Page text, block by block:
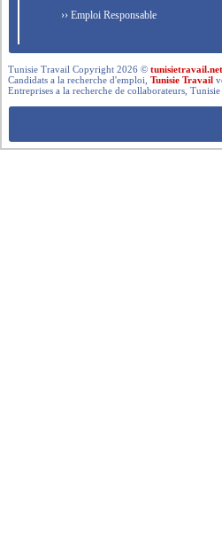
›› Emploi Responsable
Tunisie Travail Copyright 2026 ©tunisietravail.net
Candidats a la recherche d'emploi,Tunisie Travail
Entreprises a la recherche de collaborateurs,